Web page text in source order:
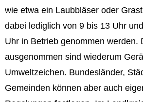
wie etwa ein Laubbläser oder
dabei lediglich von 9 bis 13 Uhr
Uhr in Betrieb genommen werden.
ausgenommen sind wiederum
Umweltzeichen. Bundesländer,
Gemeinden können aber auch